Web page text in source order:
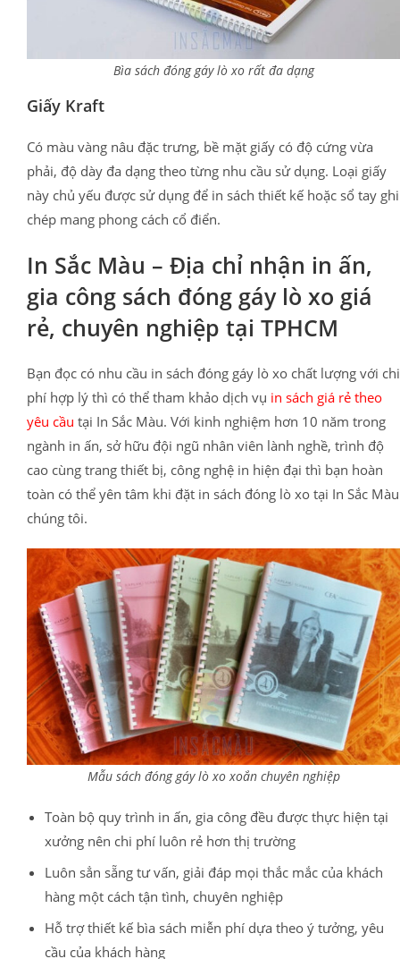
Bìa sách đóng gáy lò xo rất đa dạng
Giấy Kraft
Có màu vàng nâu đặc trưng, bề mặt giấy có độ cứng vừa
phải, độ dày đa dạng theo từng nhu cầu sử dụng. Loại giấy
này chủ yếu được sử dụng để in sách thiết kế hoặc sổ tay ghi
chép mang phong cách cổ điển.
In Sắc Màu – Địa chỉ nhận in ấn,
gia công sách đóng gáy lò xo giá
rẻ, chuyên nghiệp tại TPHCM
Bạn đọc có nhu cầu in sách đóng gáy lò xo chất lượng với chi
phí hợp lý thì có thể tham khảo dịch vụ in sách giá rẻ theo
yêu cầu tại In Sắc Màu. Với kinh nghiệm hơn 10 năm trong
ngành in ấn, sở hữu đội ngũ nhân viên lành nghề, trình độ
cao cùng trang thiết bị, công nghệ in hiện đại thì bạn hoàn
toàn có thể yên tâm khi đặt in sách đóng lò xo tại In Sắc Màu
chúng tôi.
Mẫu sách đóng gáy lò xo xoắn chuyên nghiệp
Toàn bộ quy trình in ấn, gia công đều được thực hiện tại
xưởng nên chi phí luôn rẻ hơn thị trường
Luôn sẳn sẵng tư vấn, giải đáp mọi thắc mắc của khách
hàng một cách tận tình, chuyên nghiệp
Hỗ trợ thiết kế bìa sách miễn phí dựa theo ý tưởng, yêu
cầu của khách hàng